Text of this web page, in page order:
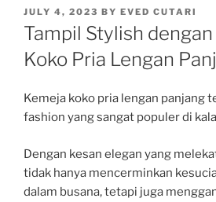
POSTED
ON
JULY 4, 2023 BY EVED CUTARI
Tampil Stylish
Koko Pria Lengan
Kemeja koko pria lengan panjang
fashion yang sangat populer di
Dengan kesan elegan yang
tidak hanya mencerminkan
dalam busana, tetapi juga